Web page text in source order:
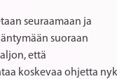
seuraamaan ja
suoraan
että
koskevaa ohjetta